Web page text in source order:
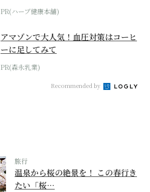
PR(ハーブ健康本舗)
アマゾンで大人気！血圧対策はコーヒ
ーに足してみて
PR(森永乳業)
Recommended by
旅行
温泉から桜の絶景を！ この春行き
たい「桜…